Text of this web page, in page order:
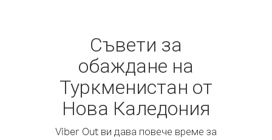
Съвети за
обаждане на
Туркменистан от
Нова Каледония
Viber Out ви дава повече време за